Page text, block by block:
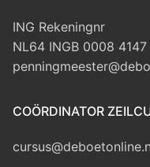
ING Rekeningnr
NL64 INGB 0008
COÖRDINATOR